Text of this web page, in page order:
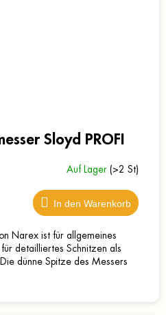
Sloyd PROFI
Auf Lager (>2 St)
In den Warenkorb
Narex ist für allgemeines
detailliertes Schnitzen als
dünne Spitze des Messers